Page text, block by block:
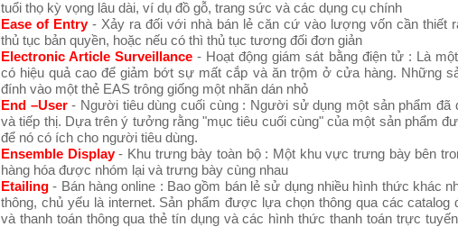
tuổi thọ kỳ vọng lâu dài, ví dụ đồ gỗ, trang sức và các dụng cụ chính
Ease of Entry- Xảy ra đối với nhà bán lẻ căn cứ vào lượng vốn cần thiết
thủ tục bản quyền, hoặc nếu có thì thủ tục tương đối đơn giản
Electronic Article Surveillance- Hoạt động giám sát bằng điện tử : Là
có hiệu quả cao để giảm bớt sự mất cắp và ăn trộm ở cửa hàng. Những
đính vào một thẻ EAS trông giống một nhãn dán nhỏ
End –User- Người tiêu dùng cuối cùng : Người sử dụng một sản phẩm đã
và tiếp thị. Dựa trên ý tưởng rằng "mục tiêu cuối cùng" của một sản phẩm
để nó có ích cho người tiêu dùng.
Ensemble Display- Khu trưng bày toàn bộ : Một khu vực trưng bày bên
hàng hóa được nhóm lại và trưng bày cùng nhau
Etailing - Bán hàng online : Bao gồm bán lẻ sử dụng nhiều hình thức khác
thông, chủ yếu là internet. Sản phẩm được lựa chọn thông qua các catalog
và thanh toán thông qua thẻ tín dụng và các hình thức thanh toán trực